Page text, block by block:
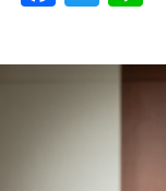
a
c
e
b
o
w
itt
er
e